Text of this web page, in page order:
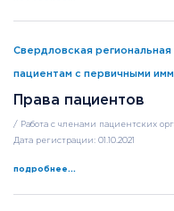
Свердловская
пациентам с первичными
Права пациентов
/ Работа с членами пациентских
Дата регистрации: 01.10.2021
подробнее...